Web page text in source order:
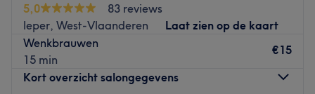
5,0
83 reviews
Ieper, West-Vlaanderen
Laat zien op de kaart
Wenkbrauwen
15 min
€15
Kort overzicht salongegevens